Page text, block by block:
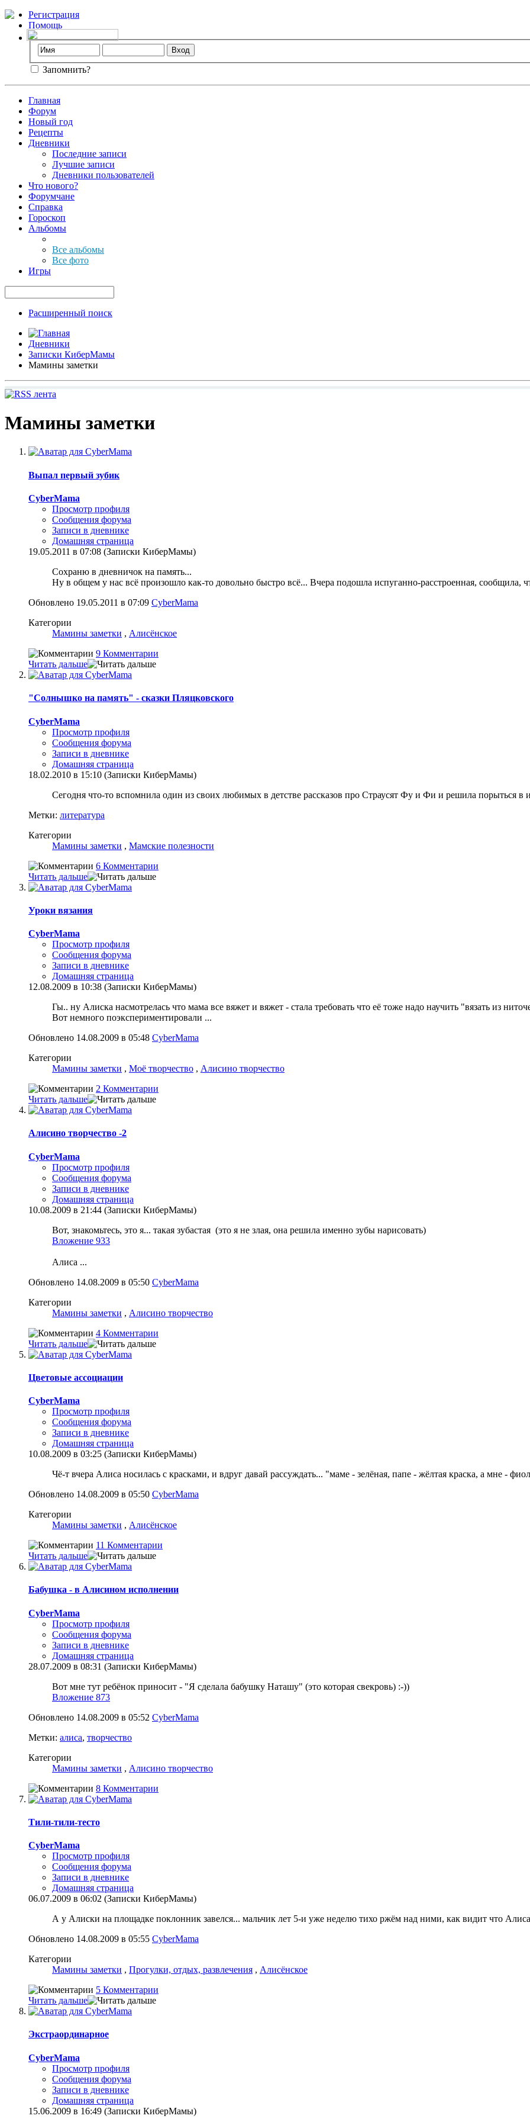
Регистрация
Помощь
Запомнить?
Главная
Форум
Новый год
Рецепты
Дневники
Последние записи
Лучшие записи
Дневники пользователей
Что нового?
Форумчане
Справка
Гороскоп
Альбомы
Все альбомы
Все фото
Игры
Расширенный поиск
Дневники
Записки КиберМамы
Мамины заметки
Мамины заметки
Выпал первый зубик
CyberMama
Просмотр профиля
Сообщения форума
Записи в дневнике
Домашняя страница
19.05.2011 в 07:08 (Записки КиберМамы)
Сохраню в дневничок на память...
Ну в общем у нас всё произошло как-то довольно быстро всё... Вчера подошла испуганно-расстроенная, сообщила,
Обновлено 19.05.2011 в 07:09 CyberMama
Категории
Мамины заметки , Алисёнское
9 Комментарии
Читать дальше
"Солнышко на память" - сказки Пляцковского
CyberMama
Просмотр профиля
Сообщения форума
Записи в дневнике
Домашняя страница
18.02.2010 в 15:10 (Записки КиберМамы)
Сегодня что-то вспомнила один из своих любимых в детстве рассказов про Страусят Фу и Фи и решила порыться в
Метки: литература
Категории
Мамины заметки , Мамские полезности
6 Комментарии
Читать дальше
Уроки вязания
CyberMama
Просмотр профиля
Сообщения форума
Записи в дневнике
Домашняя страница
12.08.2009 в 10:38 (Записки КиберМамы)
Гы.. ну Алиска насмотрелась что мама все вяжет и вяжет - стала требовать что её тоже надо научить "вязать из
Вот немного поэкспериментировали ...
Обновлено 14.08.2009 в 05:48 CyberMama
Категории
Мамины заметки , Моё творчество , Алисино творчество
2 Комментарии
Читать дальше
Алисино творчество -2
CyberMama
Просмотр профиля
Сообщения форума
Записи в дневнике
Домашняя страница
10.08.2009 в 21:44 (Записки КиберМамы)
Вот, знакомьтесь, это я... такая зубастая (это я не злая, она решила именно зубы нарисовать)
Вложение 933
Алиса ...
Обновлено 14.08.2009 в 05:50 CyberMama
Категории
Мамины заметки , Алисино творчество
4 Комментарии
Читать дальше
Цветовые ассоциации
CyberMama
Просмотр профиля
Сообщения форума
Записи в дневнике
Домашняя страница
10.08.2009 в 03:25 (Записки КиберМамы)
Чё-т вчера Алиса носилась с красками, и вдруг давай рассуждать... "маме - зелёная, папе - жёлтая краска, а мне -
Обновлено 14.08.2009 в 05:50 CyberMama
Категории
Мамины заметки , Алисёнское
11 Комментарии
Читать дальше
Бабушка - в Алисином исполнении
CyberMama
Просмотр профиля
Сообщения форума
Записи в дневнике
Домашняя страница
28.07.2009 в 08:31 (Записки КиберМамы)
Вот мне тут ребёнок приносит - "Я сделала бабушку Наташу" (это которая свекровь) :-))
Вложение 873
Обновлено 14.08.2009 в 05:52 CyberMama
Метки: алиса, творчество
Категории
Мамины заметки , Алисино творчество
8 Комментарии
Тили-тили-тесто
CyberMama
Просмотр профиля
Сообщения форума
Записи в дневнике
Домашняя страница
06.07.2009 в 06:02 (Записки КиберМамы)
А у Алиски на площадке поклонник завелся... мальчик лет 5-и уже неделю тихо ржём над ними, как видит что
Обновлено 14.08.2009 в 05:55 CyberMama
Категории
Мамины заметки , Прогулки, отдых, развлечения , Алисёнское
5 Комментарии
Читать дальше
Экстраординарное
CyberMama
Просмотр профиля
Сообщения форума
Записи в дневнике
Домашняя страница
15.06.2009 в 16:49 (Записки КиберМамы)